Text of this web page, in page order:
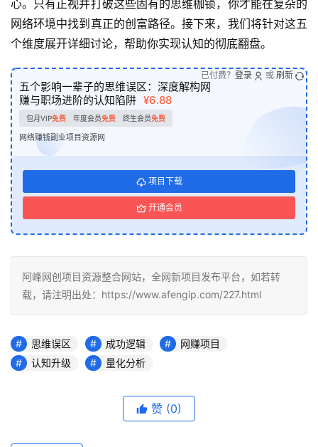
心。只有正视并打破这些固有的思维枷锁，你才能在复杂的
网络环境中找到真正的创富路径。接下来，我们将针对这五
个维度展开详细讨论，帮助你实现认知的彻底翻盘。
五个影响一辈子的思维误区：深度解构网
赚与职场进阶的认知陷阱 ¥6.88
包月VIP免费 年度会员免费 终生会员免费
网络赚钱副业项目资源网
项目下载
开通会员
已付费？ 登录 或 刷新
阿峰网创项目资源整合网站，全网新项目发布平台，如若转
载，请注明出处：https://www.afengip.com/227.html
思维误区 成功逻辑
网赚项目
认知升级
量化分析
赞 (0)